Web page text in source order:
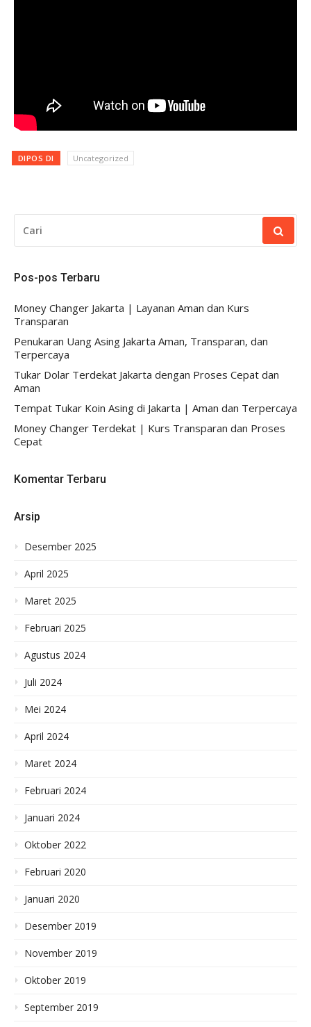
DIPOS DI Uncategorized
UNTUK:
Pos-pos Terbaru
Money Changer Jakarta | Layanan Aman dan Kurs
Transparan
Penukaran Uang Asing Jakarta Aman, Transparan, dan
Terpercaya
Tukar Dolar Terdekat Jakarta dengan Proses Cepat dan
Aman
Tempat Tukar Koin Asing di Jakarta | Aman dan Terpercaya
Money Changer Terdekat | Kurs Transparan dan Proses
Cepat
Komentar Terbaru
Arsip
Desember 2025
April 2025
Maret 2025
Februari 2025
Agustus 2024
Juli 2024
Mei 2024
April 2024
Maret 2024
Februari 2024
Januari 2024
Oktober 2022
Februari 2020
Januari 2020
Desember 2019
November 2019
Oktober 2019
September 2019